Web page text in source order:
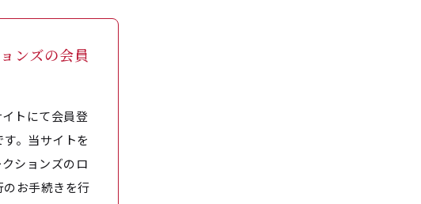
ンズの会員
トにて会員登
。当サイトを
ションズのロ
お手続きを行